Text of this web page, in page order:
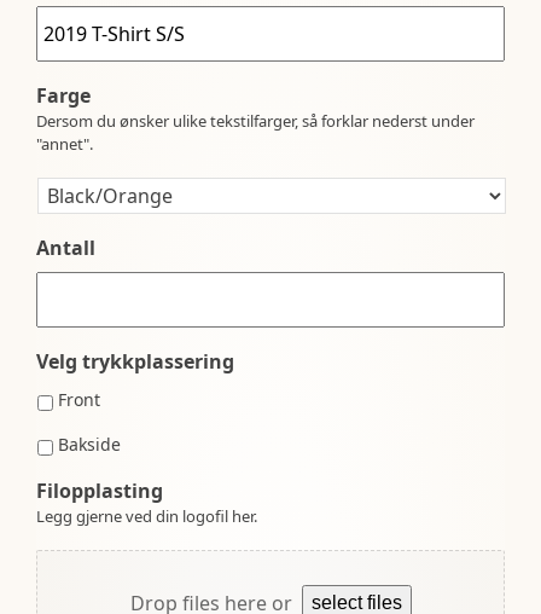
Farge
Dersom du ønsker ulike tekstilfarger, så forklar nederst under
"annet".
Antall
Velg trykkplassering
Front
Bakside
Filopplasting
Legg gjerne ved din logofil her.
Drop files here or select files